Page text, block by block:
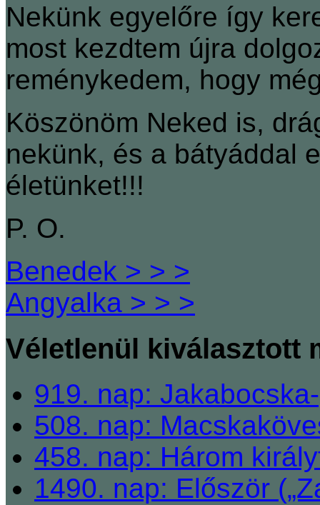
Nekünk egyelőre így
most kezdtem újra
reménykedem, hogy
Köszönöm Neked is,
nekünk, és a bátyáddal
életünket!!!
P. O.
Benedek > > >
Angyalka > > >
Véletlenül kiválasztott
919. nap:
508. nap:
458. nap: Három
1490. nap: Először